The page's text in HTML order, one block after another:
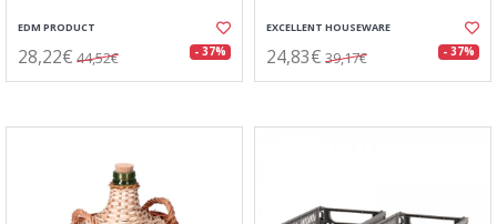
EDM PRODUCT
28,22€ 44,52€ - 37%
EXCELLENT HOUSEWARE
24,83€ 39,17€ - 37%